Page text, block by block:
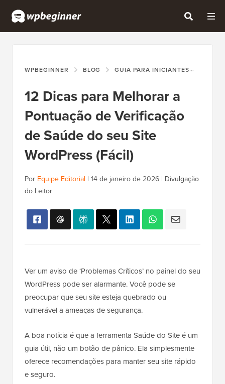
WPBEGINNER BLOG GUIA PARA INICIANTES
12 Dicas para Melhorar a
Pontuação de Verificação
de Saúde do seu Site
WordPress (Fácil)
Por Equipe Editorial | 14 de janeiro de 2026 | Divulgação
do Leitor
Ver um aviso de ‘Problemas Críticos’ no painel do seu
WordPress pode ser alarmante. Você pode se
preocupar que seu site esteja quebrado ou
vulnerável a ameaças de segurança.
A boa notícia é que a ferramenta Saúde do Site é um
guia útil, não um botão de pânico. Ela simplesmente
oferece recomendações para manter seu site rápido
e seguro.